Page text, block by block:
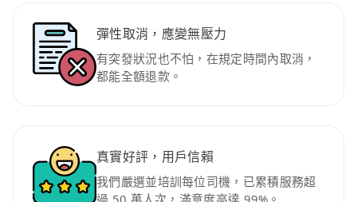
彈性取消，應變無壓力
有突發狀況也不怕，在規定時間內取消，
都能全額退款。
真實好評，用戶信賴
我們嚴選並培訓每位司機，已累積服務超